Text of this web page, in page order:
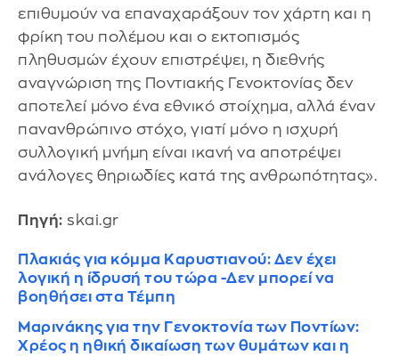
επιθυμούν να επαναχαράξουν τον χάρτη και η
φρίκη του πολέμου και ο εκτοπισμός
πληθυσμών έχουν επιστρέψει, η διεθνής
αναγνώριση της Ποντιακής Γενοκτονίας δεν
αποτελεί μόνο ένα εθνικό στοίχημα, αλλά έναν
πανανθρώπινο στόχο, γιατί μόνο η ισχυρή
συλλογική μνήμη είναι ικανή να αποτρέψει
ανάλογες θηριωδίες κατά της ανθρωπότητας».
Πηγή: skai.gr
Πλακιάς για κόμμα Καρυστιανού: Δεν έχει
λογική η ίδρυσή του τώρα -Δεν μπορεί να
βοηθήσει στα Τέμπη
Μαρινάκης για την Γενοκτονία των Ποντίων:
Χρέος η ηθική δικαίωση των θυμάτων και η